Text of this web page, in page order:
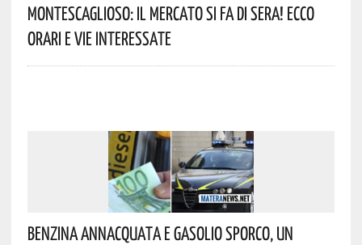
Montescaglioso: Il Mercato Si Fa Di Sera! Ecco
Orari E Vie Interessate
Benzina Annacquata E Gasolio Sporco, Un